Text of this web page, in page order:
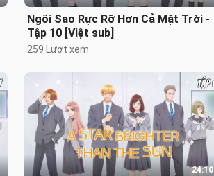
Ngôi Sao Rực Rỡ Hơn Cả Mặt Trời -
Tập 10 [Việt sub]
259 Lượt xem
24:10